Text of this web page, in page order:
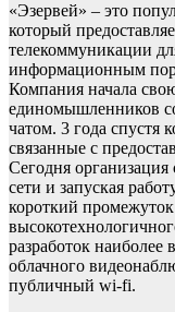
«Эзервей» – это
который
телекоммуникации
информационным
Компания начала
единомышленников
чатом. 3 года спустя
связанные с
Сегодня организация
сети и запуская
короткий промежуток
разработок наиболее
облачного
публичный wi-fi.